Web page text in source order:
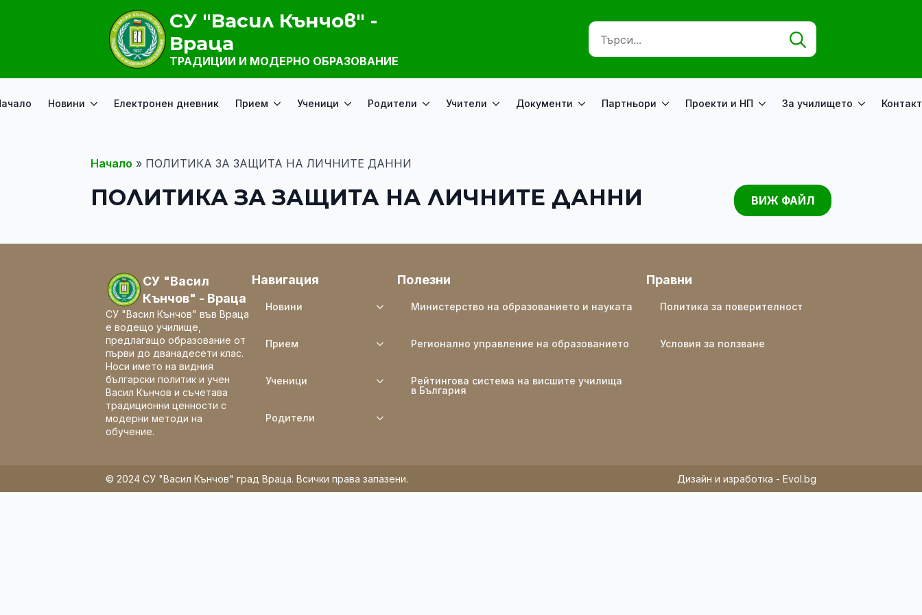
СУ "Васил Кънчов" -
Враца
ТРАДИЦИИ И МОДЕРНО ОБРАЗОВАНИЕ
Search
Новини Електронен дневник Прием Ученици Родители Учители Документи Партньори Проекти и НП За училището
Начало » ПОЛИТИКА ЗА ЗАЩИТА НА ЛИЧНИТЕ ДАННИ
ПОЛИТИКА ЗА ЗАЩИТА НА ЛИЧНИТЕ ДАННИ ВИЖ ФАЙЛ
СУ "Васил
Кънчов" - Враца
СУ "Васил Кънчов" във Враца
е водещо училище,
предлагащо образование от
първи до дванадесети клас.
Носи името на видния
български политик и учен
Васил Кънчов и съчетава
традиционни ценности с
модерни методи на
обучение.
Навигация
Новини
Прием
Ученици
Родители
Полезни
Министерство на образованието и науката
Регионално управление на образованието
Рейтингова система на висшите училища
в България
Правни
Политика за поверителност
Условия за ползване
© 2024 СУ "Васил Кънчов" град Враца. Всички права запазени. Дизайн и изработка - Evol.bg